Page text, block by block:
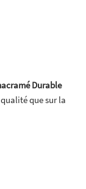
Durable
que sur la